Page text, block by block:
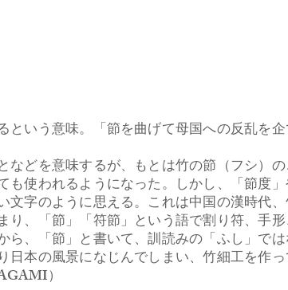
いう意味。「節を曲げて母国への反乱を
などを意味するが、もとは竹の節（フシ）
も使われるようになった。しかし、「節度
字のように思える。これは中国の漢時代
り、「節」「符節」という語で割り符、手
ら、「節」と書いて、訓読みの「ふし」で
本の風景になじんでしまい、竹細工を作
）